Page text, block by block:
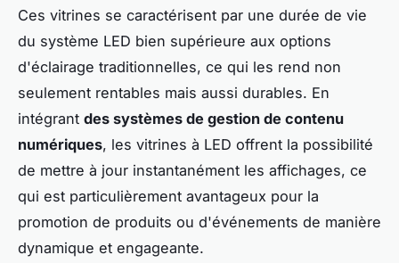
Ces vitrines se caractérisent par une durée de vie
du système LED bien supérieure aux options
d'éclairage traditionnelles, ce qui les rend non
seulement rentables mais aussi durables. En
intégrant des systèmes de gestion de contenu
numériques, les vitrines à LED offrent la possibilité
de mettre à jour instantanément les affichages, ce
qui est particulièrement avantageux pour la
promotion de produits ou d'événements de manière
dynamique et engageante.